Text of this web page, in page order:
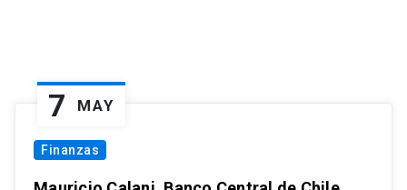
7 MAY
Finanzas